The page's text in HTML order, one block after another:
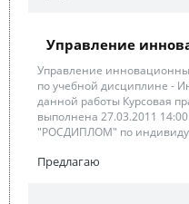
Управление
Управление
по учебной дисциплине -
данной работы Курсовая
выполнена 27.03.2011
"РОСДИПЛОМ" по
Предлагаю